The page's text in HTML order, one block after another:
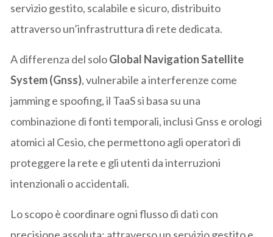
servizio gestito, scalabile e sicuro, distribuito
attraverso un’infrastruttura di rete dedicata.
A differenza del soloGlobal Navigation Satellite
System (Gnss), vulnerabile a interferenze come
jamming e spoofing, il TaaS si basa su una
combinazione di fonti temporali, inclusi Gnss e orologi
atomici al Cesio, che permettono agli operatori di
proteggere la rete e gli utenti da interruzioni
intenzionali o accidentali.
Lo scopo è coordinare ogni flusso di dati con